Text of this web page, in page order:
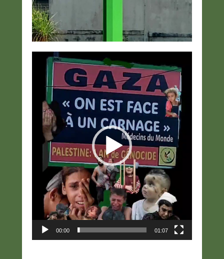
Lecteur
vidéo
00:00 01:07